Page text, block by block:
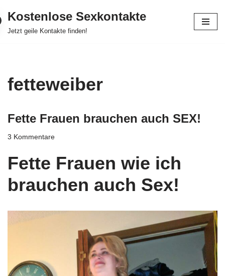
Zum
Kostenlose Sexkontakte
Jetzt geile Kontakte finden!
fetteweiber
Fette Frauen brauchen auch SEX!
3 Kommentare
Fette Frauen wie ich
brauchen auch Sex!